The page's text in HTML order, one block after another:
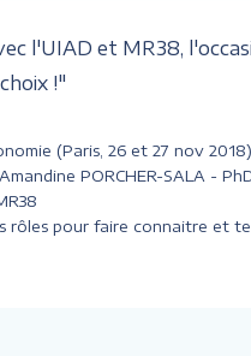
l'UIAD et MR38,
!"
(Paris, 26 et 27 nov
PORCHER-SALA -
rôles pour faire connaitre et